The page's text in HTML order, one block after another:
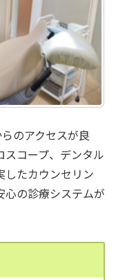
のアクセスが良
スコープ、デンタル
したカウンセリン
心の診療システムが